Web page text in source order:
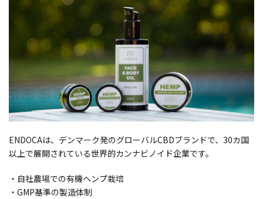
ENDOCAは、デンマーク発のグローバルCBDブランドで、30カ国
以上で展開されている世界的カンナビノイド企業です。
・自社農場での有機ヘンプ栽培
・GMP基準の製造体制